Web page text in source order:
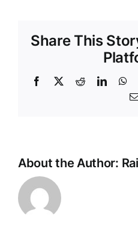
Share This
Facebook
X Reddit
About the Author: